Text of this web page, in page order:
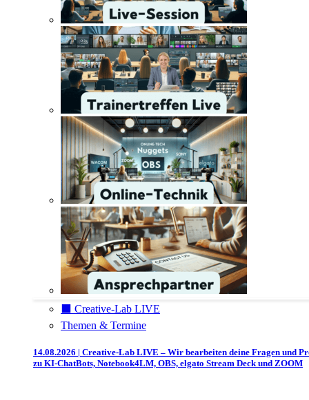
⬛️ Creative-Lab LIVE
Themen & Termine
14.08.2026 | Creative-Lab LIVE – Wir bearbeiten deine Fragen und
zu KI-ChatBots, Notebook4LM, OBS, elgato Stream Deck und ZOOM